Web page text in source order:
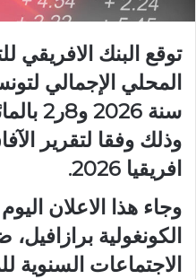
توقع البنك الافريقي
وذلك وفقا لتقرير
افريقيا 2026.
وجاء هذا الاعلان
الكونغولية
الاجتماعات السنوية